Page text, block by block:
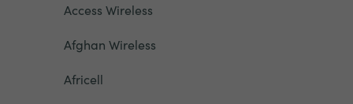
Access Wireless
Afghan Wireless
Africell